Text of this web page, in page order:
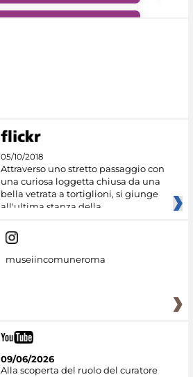
05/10/2018
Attraverso uno stretto passaggio con
una curiosa loggetta chiusa da una
bella vetrata a tortiglioni, si giunge
all'ultima stanza della
museiincomuneroma
09/06/2026
Alla scoperta del ruolo del curatore